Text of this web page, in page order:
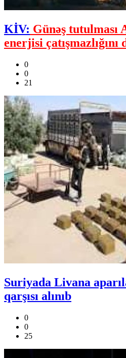
KİV: Günəş tutulması
enerjisi
0
0
21
Suriyada Livana
qarşısı alınıb
0
0
25